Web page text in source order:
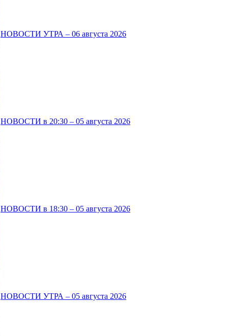
НОВОСТИ УТРА – 06 августа 2026
НОВОСТИ в 20:30 – 05 августа 2026
НОВОСТИ в 18:30 – 05 августа 2026
НОВОСТИ УТРА – 05 августа 2026